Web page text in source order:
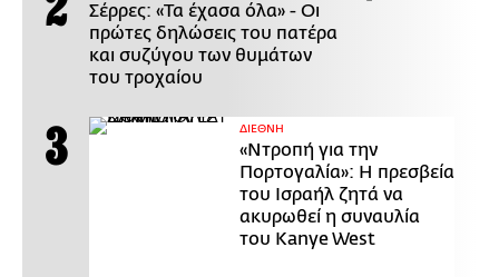
Σέρρες: «Τα έχασα όλα» - Οι
πρώτες δηλώσεις του πατέρα
και συζύγου των θυμάτων
του τροχαίου
ΔΙΕΘΝΗ
«Ντροπή για την
Πορτογαλία»: Η πρεσβεία
του Ισραήλ ζητά να
ακυρωθεί η συναυλία
του Kanye West